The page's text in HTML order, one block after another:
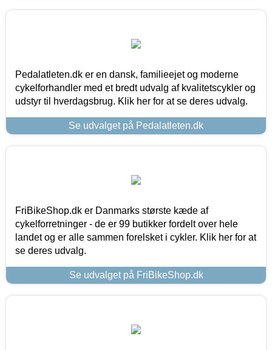
Pedalatleten.dk er en dansk, familieejet og moderne
cykelforhandler med et bredt udvalg af kvalitetscykler og
udstyr til hverdagsbrug. Klik her for at se deres udvalg.
Se udvalget på Pedalatleten.dk
FriBikeShop.dk er Danmarks største kæde af
cykelforretninger - de er 99 butikker fordelt over hele
landet og er alle sammen forelsket i cykler. Klik her for at
se deres udvalg.
Se udvalget på FriBikeShop.dk